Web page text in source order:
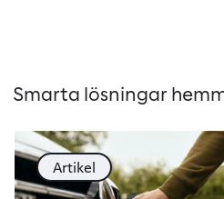
Smarta lösningar
Artikel